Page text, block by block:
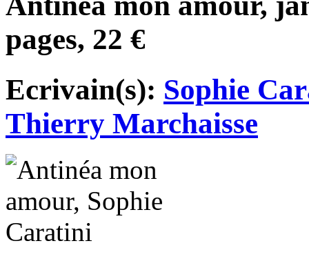
pages, 22 €
Ecrivain(s): Sophie
Thierry Marchaisse